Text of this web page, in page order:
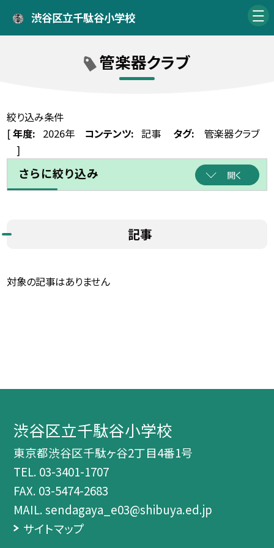
渋谷区立千駄谷小学校
管楽器クラブ
絞り込み条件
[年度: 2026年 コンテンツ: 記事 タグ:
管楽器クラブ
]
さらに絞り込み 開く
記事
対象の記事はありません
渋谷区立千駄谷小学校
東京都渋谷区千駄ヶ谷2丁目4番1号
TEL. 03-3401-1707
FAX. 03-5474-2683
MAIL. sendagaya_e03@shibuya.ed.jp
サイトマップ